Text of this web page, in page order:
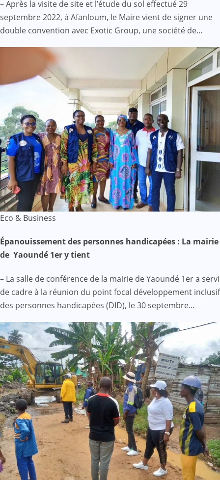
– Après la visite de site et l’étude du sol effectué 29
septembre 2022, à Afanloum, le Maire vient de signer une
double convention avec Exotic Group, une société de…
Eco & Business
Épanouissement des personnes handicapées : La mairie
de Yaoundé 1er y tient
– La salle de conférence de la mairie de Yaoundé 1er a servi
de cadre à la réunion du point focal développement inclusif
des personnes handicapées (DID), le 30 septembre…